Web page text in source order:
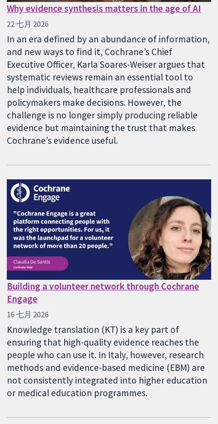
Why evidence synthesis matters in the age of AI
22 七月 2026
In an era defined by an abundance of information,
and new ways to find it, Cochrane’s Chief
Executive Officer, Karla Soares-Weiser argues that
systematic reviews remain an essential tool to
help individuals, healthcare professionals and
policymakers make decisions. However, the
challenge is no longer simply producing reliable
evidence but maintaining the trust that makes
Cochrane’s evidence useful.
Building a volunteer network through Cochrane
Engage
16 七月 2026
Knowledge translation (KT) is a key part of
ensuring that high-quality evidence reaches the
people who can use it. In Italy, however, research
methods and evidence-based medicine (EBM) are
not consistently integrated into higher education
or medical education programmes.